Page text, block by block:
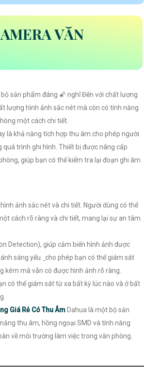
VĂN
sản phẩm đáng 🌠 nghĩ Đến với chất lượng
lượng hình ảnh sắc nét mà còn có tính năng
một cách chi tiết.
là khả năng tích hợp thu âm.cho phép người
trình ghi hình. Thiết bị được nâng cấp
giúp bạn có thể kiểm tra lại đoạn ghi âm
ảnh sắc nét và chi tiết. Người dùng có thể
cách rõ ràng và chi tiết, mang lại sự an tâm
Detection), giúp cảm biến hình ảnh được
sáng yếu. cho phép bạn có thể giám sát
kém mà vẫn có được hình ảnh rõ ràng.
có thể giám sát từ xa bất kỳ lúc nào và ở bất
Giá Rẻ Có Thu Âm Dahua là một bộ sản
thu âm, hồng ngoại SMD và tính năng
về môi trường làm việc trong văn phòng.